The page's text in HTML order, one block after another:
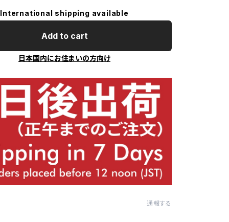
International shipping available
Add to cart
日本国内にお住まいの方向け
通報する